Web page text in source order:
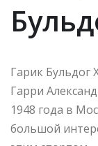
Гарик Бульдог
Гарри
1948 года в
большой